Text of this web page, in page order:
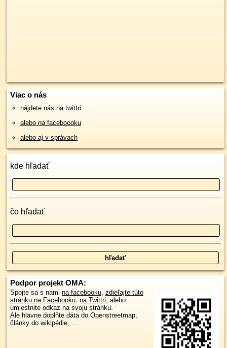
Viac o nás
nájdete nás na twittri
alebo na faceboooku
alebo aj v správach
kde hľadať
čo hľadať
Podpor projekt OMA:
Spojte sa s nami na facebooku, zdieľajte túto
stránku na Facebooku, na Twittri, alebo
umiestnite odkaz na svoju stránku.
Ale hlavne doplňte dáta do Openstreetmap,
články do wikipédie, ...